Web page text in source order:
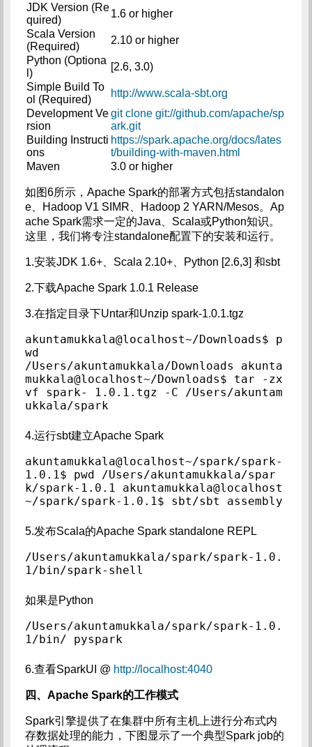
JDK Version (Re
quired)
1.6 or higher
Scala Version
(Required)
2.10 or higher
Python (Optiona
l)
[2.6, 3.0)
Simple Build To
ol (Required)
http://www.scala-sbt.org
Development Ve
rsion
git clone git://github.com/apache/sp
ark.git
Building Instructi
ons
https://spark.apache.org/docs/lates
t/building-with-maven.html
Maven
3.0 or higher
如图6所示，Apache Spark的部署方式包括standalon
e、Hadoop V1 SIMR、Hadoop 2 YARN/Mesos。Ap
ache Spark需求一定的Java、Scala或Python知识。
这里，我们将专注standalone配置下的安装和运行。
1.安装JDK 1.6+、Scala 2.10+、Python [2.6,3] 和sbt
2.下载Apache Spark 1.0.1 Release
3.在指定目录下Untar和Unzip spark-1.0.1.tgz
akuntamukkala@localhost~/Downloads$ p
wd
/Users/akuntamukkala/Downloads akunta
mukkala@localhost~/Downloads$ tar -zx
vf spark- 1.0.1.tgz -C /Users/akuntam
ukkala/spark
4.运行sbt建立Apache Spark
akuntamukkala@localhost~/spark/spark-
1.0.1$ pwd /Users/akuntamukkala/spar
k/spark-1.0.1 akuntamukkala@localhost
~/spark/spark-1.0.1$ sbt/sbt assembly
5.发布Scala的Apache Spark standalone REPL
/Users/akuntamukkala/spark/spark-1.0.
1/bin/spark-shell
如果是Python
/Users/akuntamukkala/spark/spark-1.0.
1/bin/ pyspark
6.查看SparkUI @ http://localhost:4040
四、Apache Spark的工作模式
Spark引擎提供了在集群中所有主机上进行分布式内
存数据处理的能力，下图显示了一个典型Spark job的